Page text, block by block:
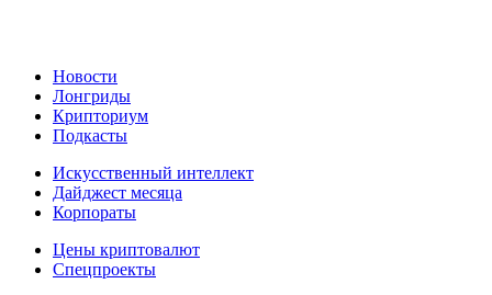
Новости
Лонгриды
Крипториум
Подкасты
Искусственный интеллект
Дайджест месяца
Корпораты
Цены криптовалют
Спецпроекты